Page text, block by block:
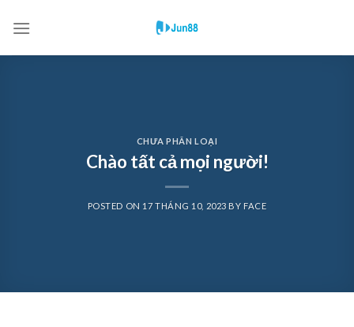
CHƯA PHÂN LOẠI
Chào tất cả mọi người!
POSTED ON 17 THÁNG 10, 2023 BY FACE